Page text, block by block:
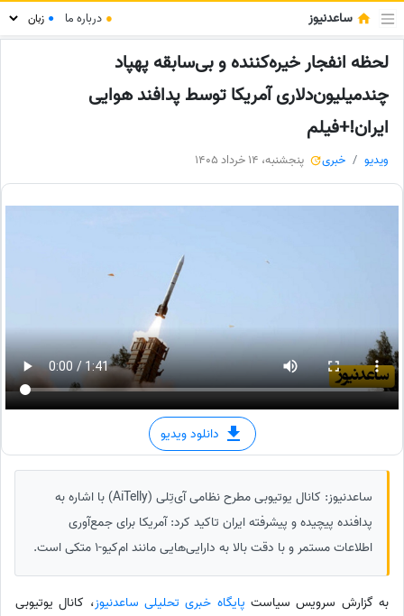
ساعدنیوز ● درباره ما ●
لحظه انفجار خیره‌کننده و بی‌سابقه پهپاد
چندمیلیون‌دلاری آمریکا توسط پدافند هوایی
ایران!+فیلم
ویدیو خبری پنجشنبه، 14 خرداد 1405
دانلود ویدیو
ساعدنیوز: کانال یوتیوبی مطرح نظامی آی‌تِلی (AiTelly) با اشاره به
پدافنده پیچیده و پیشرفته ایران تاکید کرد: آمریکا برای جمع‌آوری
اطلاعات مستمر و با دقت بالا به دارایی‌هایی مانند ام‌کیو-1 متکی است.
به گزارش سرویس سیاست پایگاه خبری تحلیلی ساعدنیوز، کانال یوتیوبی